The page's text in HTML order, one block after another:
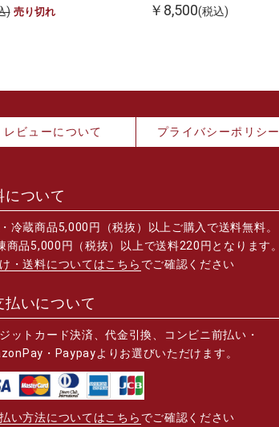
) 売り切れ ￥8,500(税込)
レビューについて プライバシーポリシー
について
冷蔵商品5,000円（税抜）以上ご購入で送料無料。
商品5,000円（税抜）以上で送料220円となります。
・送料についてはこちら でご確認ください
払いについて
ットカード決済、代金引換、コンビニ前払い・
・Paypayよりお選びいただけます。
い方法についてはこちら でご確認ください